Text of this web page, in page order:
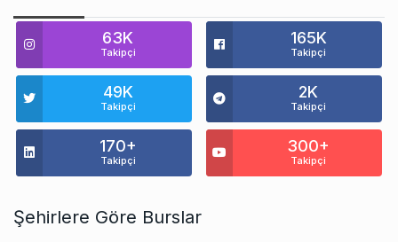
63K
Takipçi
165K
Takipçi
49K
Takipçi
2K
Takipçi
170+
Takipçi
300+
Takipçi
Şehirlere Göre Burslar